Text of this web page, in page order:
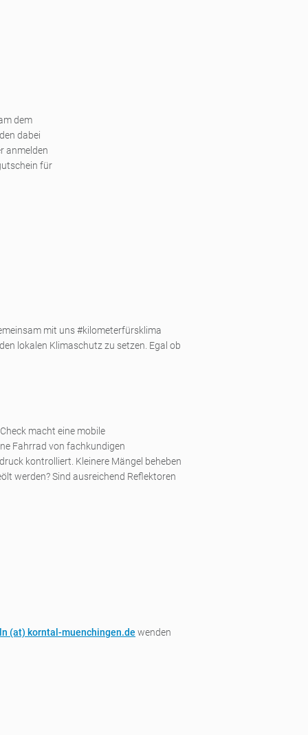
dem
dabei
anmelden
für
mit uns #kilometerfürsklima
lokalen Klimaschutz zu setzen. Egal ob
macht eine mobile
Fahrrad von fachkundigen
kontrolliert. Kleinere Mängel beheben
werden? Sind ausreichend Reflektoren
(at) korntal-muenchingen.de wenden